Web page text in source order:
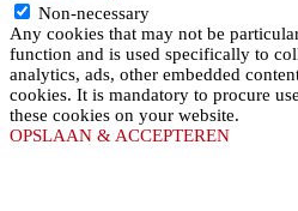
Non-necessary
Any cookies that may not be
function and is used specifically to
analytics, ads, other embedded
cookies. It is mandatory to procure
these cookies on your website.
OPSLAAN & ACCEPTEREN